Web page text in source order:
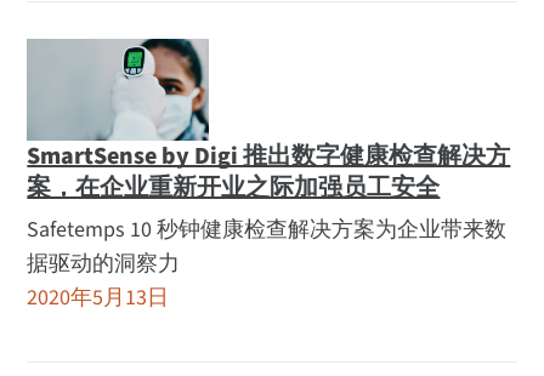
SmartSense by Digi 推出数字健康检查解决方
案，在企业重新开业之际加强员工安全
Safetemps 10 秒钟健康检查解决方案为企业带来数
据驱动的洞察力
2020年5月13日